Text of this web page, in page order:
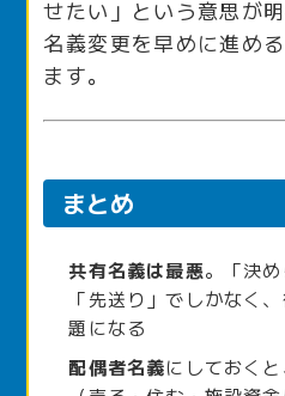
せたい」という意思が
名義変更を早めに進め
ます。
まとめ
共有名義は最悪。「決
「先送り」でしかなく
題になる
配偶者名義にしておく